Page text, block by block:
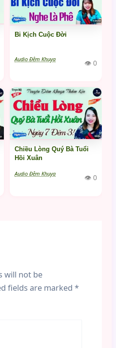
Bi Kịch Cuộc Đời
Audio Đêm Khuya 👁 0
Chiều Lòng Quý Bà Tuổi
Hồi Xuân
Audio Đêm Khuya 👁 0
will not be
fields are marked *